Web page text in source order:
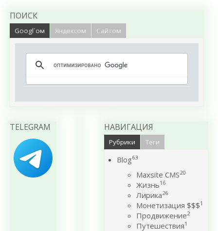
ПОИСК
Googl`ом Яндексом Сайтом
TELEGRAM НАВИГАЦИЯ
Рубрики Теги
Blog63
Maxsite CMS20
Жизнь16
Лирика26
Монетизация $$$1
Продвижение2
Путешествия1